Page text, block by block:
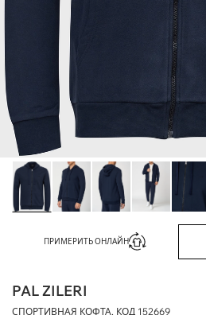
ПРИМЕРИТЬ ОНЛАЙН
PAL ZILERI
СПОРТИВНАЯ КОФТА, КОД 152669